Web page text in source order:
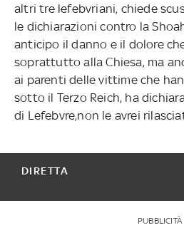
altri tre lefebvriani, chiede
le dichiarazioni contro la
anticipo il danno e il dolore
soprattutto alla Chiesa, ma
ai parenti delle vittime che
sotto il Terzo Reich, ha
di Lefebvre,non le avrei
DIRETTA
PUBBLICITÀ